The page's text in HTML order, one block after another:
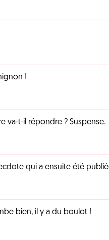
!
va-t-il répondre ? Suspense.
qui a ensuite été
bien, il y a du boulot !